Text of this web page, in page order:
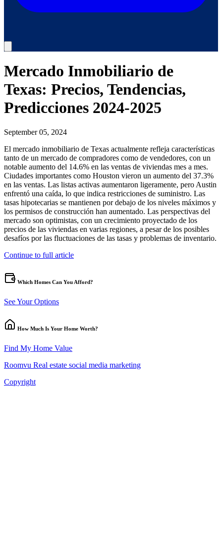
Mercado Inmobiliario de
Texas: Precios, Tendencias,
Predicciones 2024-2025
September 05, 2024
El mercado inmobiliario de Texas actualmente refleja características
tanto de un mercado de compradores como de vendedores, con un
notable aumento del 14.6% en las ventas de viviendas mes a mes.
Ciudades importantes como Houston vieron un aumento del 37.3%
en las ventas. Las listas activas aumentaron ligeramente, pero Austin
enfrentó una caída, lo que indica restricciones de suministro. Las
tasas hipotecarias se mantienen por debajo de los niveles máximos y
los permisos de construcción han aumentado. Las perspectivas del
mercado son optimistas, con un crecimiento proyectado de los
precios de las viviendas en varias regiones, a pesar de los posibles
desafíos por las fluctuaciones de las tasas y problemas de inventario.
Continue to full article
Which Homes Can You Afford?
See Your Options
How Much Is Your Home Worth?
Find My Home Value
Roomvu Real estate social media marketing
Copyright